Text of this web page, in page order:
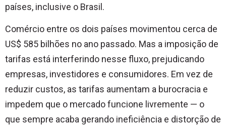
países, inclusive o Brasil.
Comércio entre os dois países movimentou cerca de
US$ 585 bilhões no ano passado. Mas a imposição de
tarifas está interferindo nesse fluxo, prejudicando
empresas, investidores e consumidores. Em vez de
reduzir custos, as tarifas aumentam a burocracia e
impedem que o mercado funcione livremente — o
que sempre acaba gerando ineficiência e distorção de